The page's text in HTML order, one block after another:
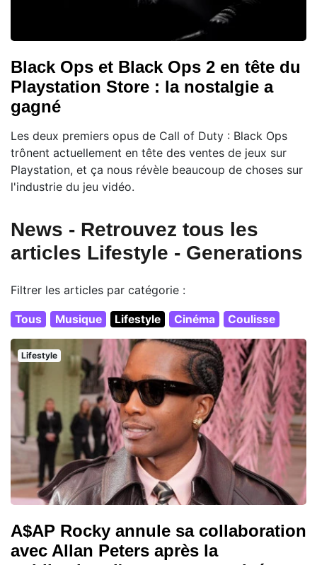
Black Ops et Black Ops 2 en tête du
Playstation Store : la nostalgie a
gagné
Les deux premiers opus de Call of Duty : Black Ops
trônent actuellement en tête des ventes de jeux sur
Playstation, et ça nous révèle beaucoup de choses sur
l'industrie du jeu vidéo.
News - Retrouvez tous les
articles Lifestyle - Generations
Filtrer les articles par catégorie :
Tous Musique Lifestyle Cinéma Coulisse
Lifestyle
A$AP Rocky annule sa collaboration
avec Allan Peters après la